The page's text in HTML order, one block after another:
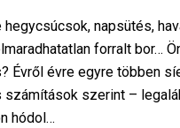
hegycsúcsok, napsütés,
forralt bor…
Évről évre egyre többen
számítások szerint –
hódol…